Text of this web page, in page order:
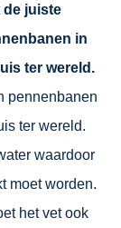
de juiste
in
ter wereld.
pennenbanen
ter wereld.
waardoor
moet worden.
het vet ook